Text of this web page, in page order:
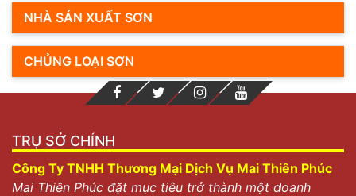
NHÀ SẢN XUẤT SƠN
CHỦNG LOẠI SƠN
TRỤ SỞ CHÍNH
Công Ty TNHH Thương Mại Dịch Vụ Mai Thiên Phúc
Mai Thiên Phúc đặt mục tiêu trở thành một doanh